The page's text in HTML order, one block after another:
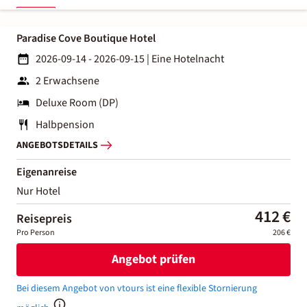
Paradise Cove Boutique Hotel
2026-09-14 - 2026-09-15| Eine Hotelnacht
2 Erwachsene
Deluxe Room (DP)
Halbpension
ANGEBOTSDETAILS
Eigenanreise
Nur Hotel
Reisepreis 412 €
Pro Person 206 €
Angebot prüfen
Bei diesem Angebot von vtours ist eine flexible Stornierung